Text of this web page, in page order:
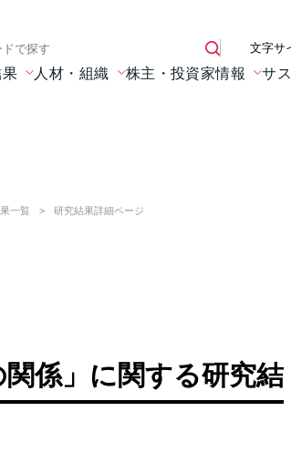
ド入力 文字サ
人材・組織 株主・投資家情報 サ
一覧 研究結果詳細ページ
係」に関する研究結